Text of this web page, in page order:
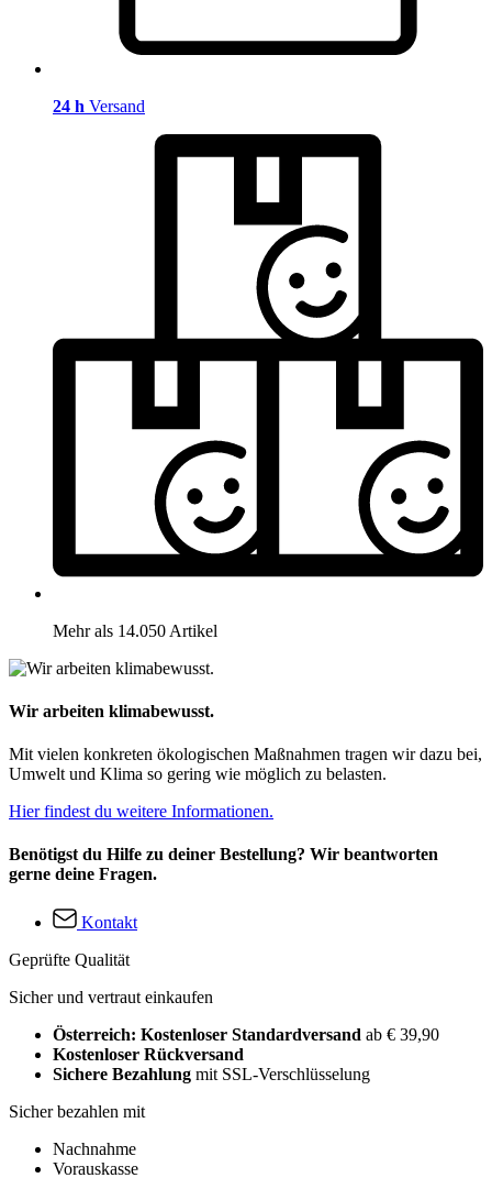
24 h Versand
Mehr als 14.050 Artikel
Wir arbeiten klimabewusst.
Mit vielen konkreten ökologischen Maßnahmen tragen wir dazu bei,
Umwelt und Klima so gering wie möglich zu belasten.
Hier findest du weitere Informationen.
Benötigst du Hilfe zu deiner Bestellung? Wir beantworten
gerne deine Fragen.
Kontakt
Geprüfte Qualität
Sicher und vertraut einkaufen
Österreich: Kostenloser Standardversand ab € 39,90
Kostenloser Rückversand
Sichere Bezahlung mit SSL-Verschlüsselung
Sicher bezahlen mit
Nachnahme
Vorauskasse